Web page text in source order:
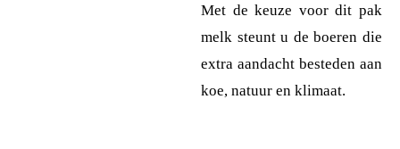
Met de keuze voor dit pak
melk steunt u de boeren die
extra aandacht besteden aan
koe, natuur en klimaat.